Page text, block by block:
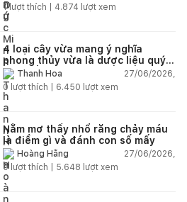
1lượt thích | 4.874 lượt xem
4 loại cây vừa mang ý nghĩa
phong thủy vừa là dược liệu quý
nên trồng trong nhà
Thanh Hoa
27/06/2026,
0 lượt thích | 6.450 lượt xem
Nằm mơ thấy nhổ răng chảy máu
là điềm gì và đánh con số mấy
Hoàng Hằng
27/06/2026,
0lượt thích | 5.648 lượt xem